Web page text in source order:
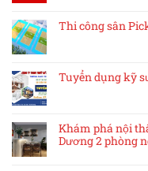
Thi công sân
Tuyển dụng kỹ
Khám phá nội
Dương 2 phòng